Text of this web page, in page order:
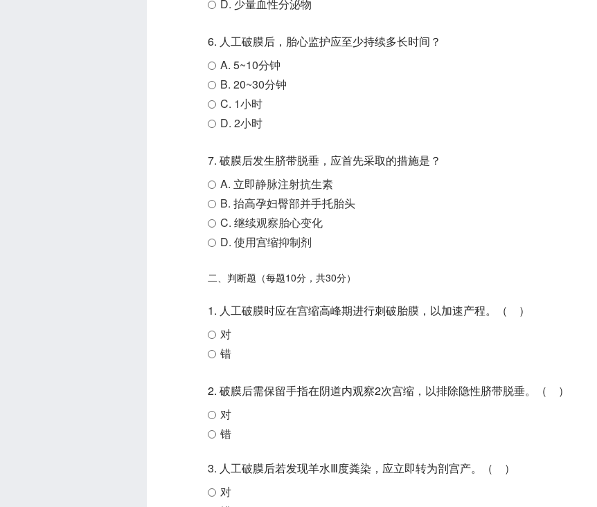
D. 少量血性分泌物
6. 人工破膜后，胎心监护应至少持续多长时间？
A. 5~10分钟
B. 20~30分钟
C. 1小时
D. 2小时
7. 破膜后发生脐带脱垂，应首先采取的措施是？
A. 立即静脉注射抗生素
B. 抬高孕妇臀部并手托胎头
C. 继续观察胎心变化
D. 使用宫缩抑制剂
二、判断题（每题10分，共30分）
1. 人工破膜时应在宫缩高峰期进行刺破胎膜，以加速产程。（ ）
对
错
2. 破膜后需保留手指在阴道内观察2次宫缩，以排除隐性脐带脱垂。（ ）
对
错
3. 人工破膜后若发现羊水Ⅲ度粪染，应立即转为剖宫产。（ ）
对